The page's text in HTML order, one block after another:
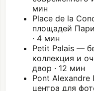
мин
Place de la
площадей
· 4 мин
Petit Palais —
коллекция и
двор · 12 мин
Pont
центра для